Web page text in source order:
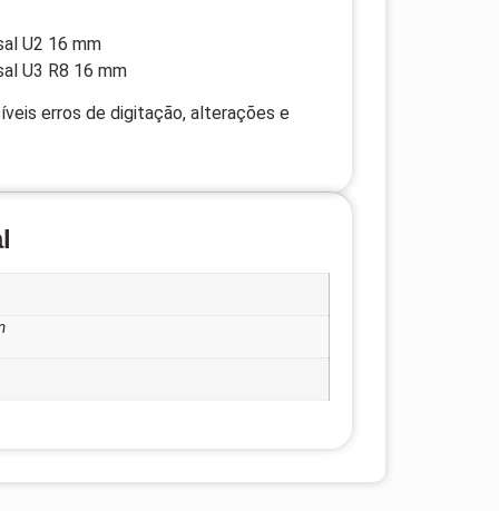
U2 16 mm
U3 R8 16 mm
erros de digitação, alterações e